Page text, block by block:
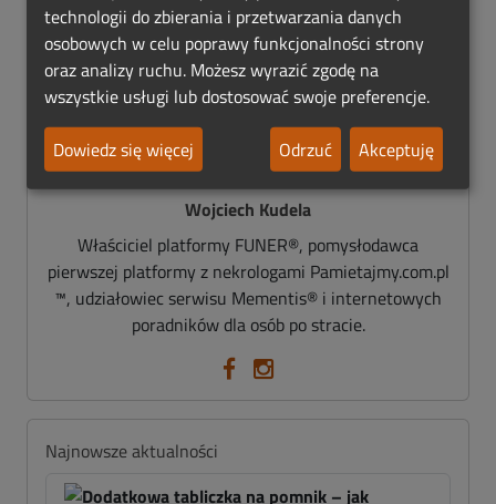
ZOBACZ RÓWNIEŻ: 🡆UBIÓR MĘSKI NA
POGRZEBIE ZIMĄ
Wojciech Kudela
Właściciel platformy FUNER®, pomysłodawca
pierwszej platformy z nekrologami Pamietajmy.com.pl
™, udziałowiec serwisu Mementis® i internetowych
poradników dla osób po stracie.
Najnowsze aktualności
technologii do zbierania i przetwarzania danych
osobowych w celu poprawy funkcjonalności strony
oraz analizy ruchu. Możesz wyrazić zgodę na
wszystkie usługi lub dostosować swoje preferencje.
Dowiedz się więcej
Odrzuć Akceptuję